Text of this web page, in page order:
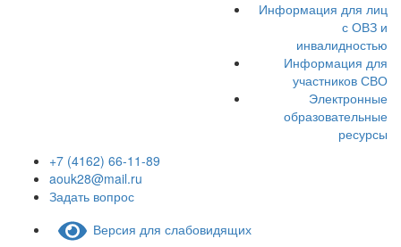
Информация для лиц
с ОВЗ и
инвалидностью
Информация для
участников СВО
Электронные
образовательные
ресурсы
+7 (4162) 66-11-89
aouk28@mail.ru
Задать вопрос
Версия для слабовидящих